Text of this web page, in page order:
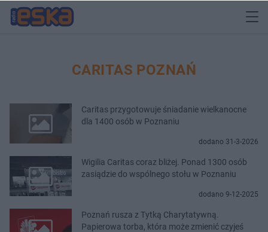
CARITAS POZNAŃ
Caritas przygotowuje śniadanie wielkanocne
dla 1400 osób w Poznaniu
dodano 31-3-2026
Wigilia Caritas coraz bliżej. Ponad 1300 osób
zasiądzie do wspólnego stołu w Poznaniu
dodano 9-12-2025
Poznań rusza z Tytką Charytatywną.
Papierowa torba, która może zmienić czyjeś